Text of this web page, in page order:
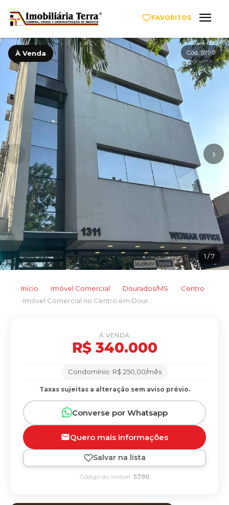
FAVORITOS
À Venda Cód. 5790
‹ ›
1 / 7
Início Imóvel Comercial Dourados/MS
Centro
Imóvel Comercial no Centro em Dourados/MS
À VENDA
R$ 340.000
Condomínio: R$ 250,00/mês
Taxas sujeitas a alteração sem aviso prévio.
Converse por Whatsapp
Quero mais informações
Salvar na lista
Código do imóvel: 5790